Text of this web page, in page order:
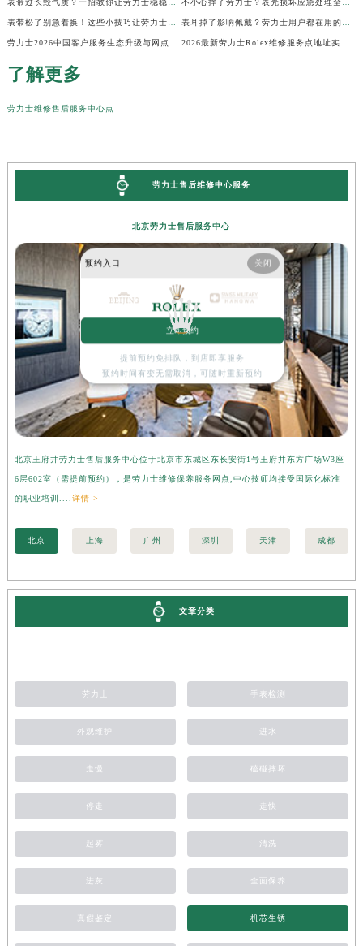
了解更多
劳力士维修售后服务中心点
劳力士售后维修中心服务
北京劳力士售后服务中心
北京王府井劳力士售后服务中心位于北京市东城区东长安街1号王府井东方广场W3座
6层602室（需提前预约），是劳力士维修保养服务网点,中心技师均接受国际化标准
的职业培训.... 详情 >
北京 上海 广州 深圳 天津 成都
文章分类
劳力士 手表检测
外观维护 进水
走慢 磕碰摔坏
停走 走快
起雾 清洗
进灰 全面保养
真假鉴定 机芯生锈
预约入口 关闭
立即预约
提前预约免排队，到店即享服务
预约时间有变无需取消，可随时重新预约